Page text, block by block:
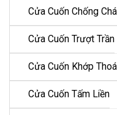
Cửa Cuốn Chống
Cửa Cuốn Trượt Trần
Cửa Cuốn Khớp
Cửa Cuốn Tấm Liền